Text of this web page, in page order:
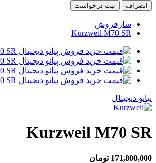
انصراف ثبت درخواست
سازفروش
Kurzweil M70 SR
پیانو دیجیتال
Kurzweil M70 SR
171,800,000 تومان